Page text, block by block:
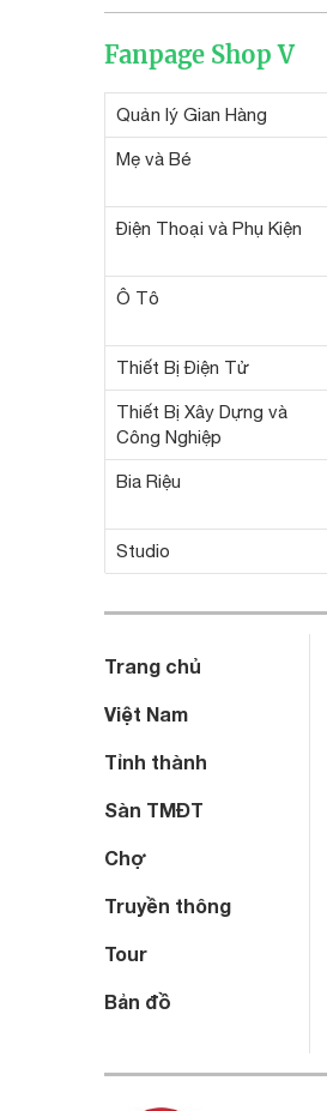
Fanpage Shop V
Quản lý Gian Hàng
Mẹ và Bé
Điện Thoại và Phụ Kiện
Ô Tô
Thiết Bị Điện Tử
Thiết Bị Xây Dựng và
Công Nghiệp
Bia Riệu
Studio
Trang chủ
Việt Nam
Tỉnh thành
Sàn TMĐT
Chợ
Truyền thông
Tour
Bản đồ